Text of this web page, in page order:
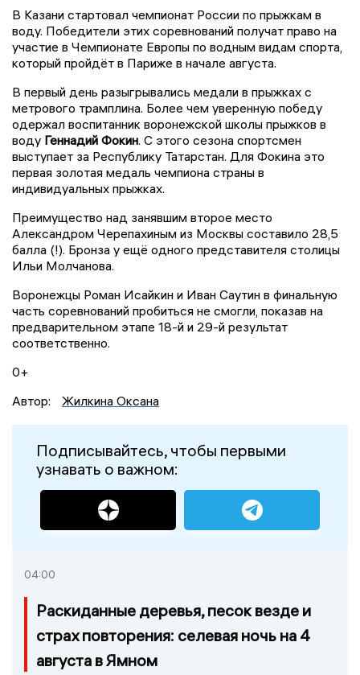
В Казани стартовал чемпионат России по прыжкам в
воду. Победители этих соревнований получат право на
участие в Чемпионате Европы по водным видам спорта,
который пройдёт в Париже в начале августа.
В первый день разыгрывались медали в прыжках с
метрового трамплина. Более чем уверенную победу
одержал воспитанник воронежской школы прыжков в
воду Геннадий Фокин. С этого сезона спортсмен
выступает за Республику Татарстан. Для Фокина это
первая золотая медаль чемпиона страны в
индивидуальных прыжках.
Преимущество над занявшим второе место
Александром Черепахиным из Москвы составило 28,5
балла (!). Бронза у ещё одного представителя столицы
Ильи Молчанова.
Воронежцы Роман Исайкин и Иван Саутин в финальную
часть соревнований пробиться не смогли, показав на
предварительном этапе 18-й и 29-й результат
соответственно.
0+
Автор:
Жилкина Оксана
Подписывайтесь, чтобы первыми
узнавать о важном:
04:00
Раскиданные деревья, песок везде и
страх повторения: селевая ночь на 4
августа в Ямном